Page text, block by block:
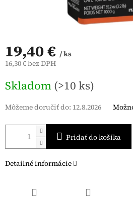
19,40 € / ks
16,30 € bez DPH
cena:
Skladom (>10 ks)
Môžeme doručiť do: 12.8.2026
Pridať do košíka
Detailné informácie